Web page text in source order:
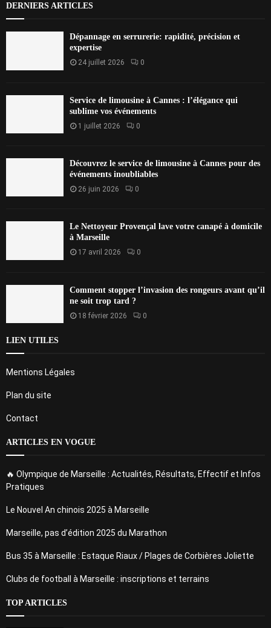
DERNIERS ARTICLES
Dépannage en serrurerie: rapidité, précision et
expertise
24 juillet 2026 0
Service de limousine à Cannes : l’élégance qui
sublime vos événements
1 juillet 2026 0
Découvrez le service de limousine à Cannes pour des
événements inoubliables
26 juin 2026 0
Le Nettoyeur Provençal lave votre canapé à domicile
à Marseille
17 avril 2026 0
Comment stopper l’invasion des rongeurs avant qu’il
ne soit trop tard ?
18 février 2026 0
LIEN UTILES
Mentions Légales
Plan du site
Contact
ARTICLES EN VOGUE
🔥 Olympique de Marseille : Actualités, Résultats, Effectif et Infos
Pratiques
Le Nouvel An chinois 2025 à Marseille
Marseille, pas d’édition 2025 du Marathon
Bus 35 à Marseille : Estaque Riaux / Plages de Corbières Joliette
Clubs de football à Marseille : inscriptions et terrains
TOP ARTICLES